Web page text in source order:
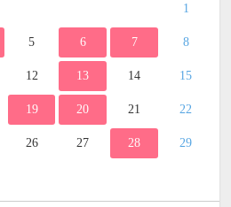
1
5 6 7 8
12 13 14 15
19 20 21 22
26 27 28 29